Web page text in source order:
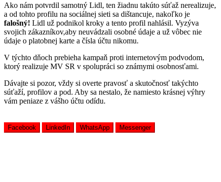
Ako nám potvrdil samotný Lidl, ten žiadnu takúto súťaž nerealizuje,
a od tohto profilu na sociálnej sieti sa dištancuje, nakoľko je
falošný! Lidl už podnikol kroky a tento profil nahlásil. Vyzýva
svojich zákazníkov,aby neuvádzali osobné údaje a už vôbec nie
údaje o platobnej karte a čísla účtu nikomu.
V týchto dňoch prebieha kampaň proti internetovým podvodom,
ktorý realizuje MV SR v spolupráci so známymi osobnosťami.
Dávajte si pozor, vždy si overte pravosť a skutočnosť takýchto
súťaží, profilov a pod. Aby sa nestalo, že namiesto krásnej výhry
vám peniaze z vášho účtu odídu.
Facebook LinkedIn WhatsApp Messenger